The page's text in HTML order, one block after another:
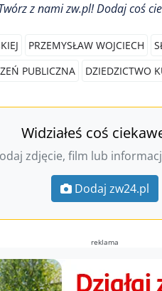
z nami zw.pl! Dodaj coś
PRZEMYSŁAW WOJCIECH
PUBLICZNA DZIEDZICTWO
Widziałeś coś
zdjęcie, film lub
Dodaj zw24.pl
reklama